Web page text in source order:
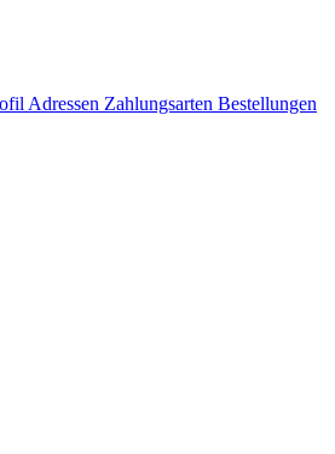
Adressen Zahlungsarten Bestellungen